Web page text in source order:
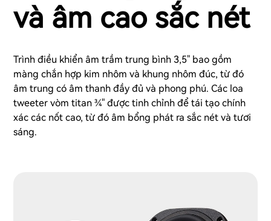
và âm cao sắc nét
Trình điều khiển âm trầm trung bình 3,5" bao gồm
màng chắn hợp kim nhôm và khung nhôm đúc, từ đó
âm trung có âm thanh đầy đủ và phong phú. Các loa
tweeter vòm titan ¾" được tinh chỉnh để tái tạo chính
xác các nốt cao, từ đó âm bổng phát ra sắc nét và tươi
sáng.